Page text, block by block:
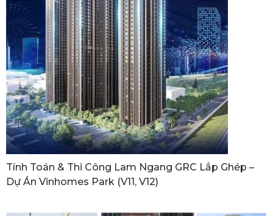
Tính Toán & Thi Công Lam Ngang GRC Lắp Ghép –
Dự Án Vinhomes Park (V11, V12)